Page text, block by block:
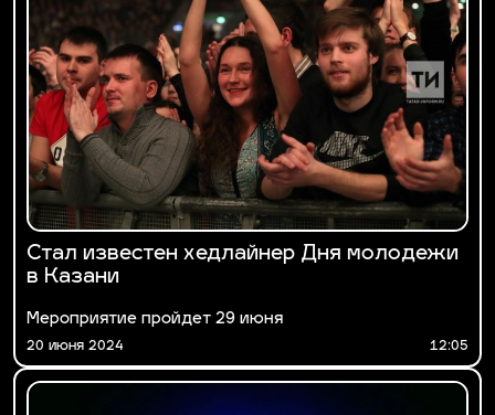
Стал известен хедлайнер Дня молодежи
в Казани
Мероприятие пройдет 29 июня
20 июня 2024 12:05